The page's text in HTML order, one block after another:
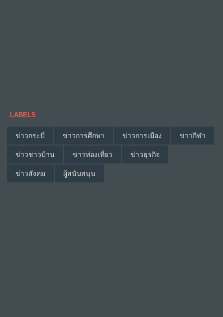
LABELS
ข่าวกระบี่ ข่าวการศึกษา ข่าวการเมือง ข่าวกีฬา
ข่าวชาวบ้าน ข่าวท่องเที่ยว ข่าวธุรกิจ
ข่าวสังคม ผู้สนับสนุน